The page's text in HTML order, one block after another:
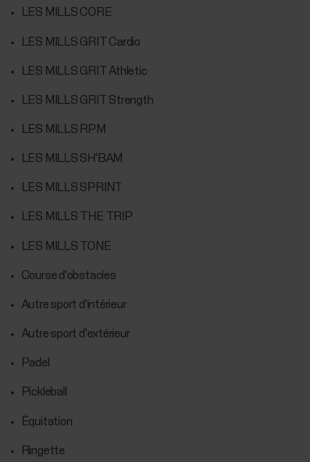
LES MILLS CORE
LES MILLS GRIT Cardio
LES MILLS GRIT Athletic
LES MILLS GRIT Strength
LES MILLS RPM
LES MILLS SH'BAM
LES MILLS SPRINT
LES MILLS THE TRIP
LES MILLS TONE
Course d'obstacles
Autre sport d'intérieur
Autre sport d'extérieur
Padel
Pickleball
Équitation
Ringette